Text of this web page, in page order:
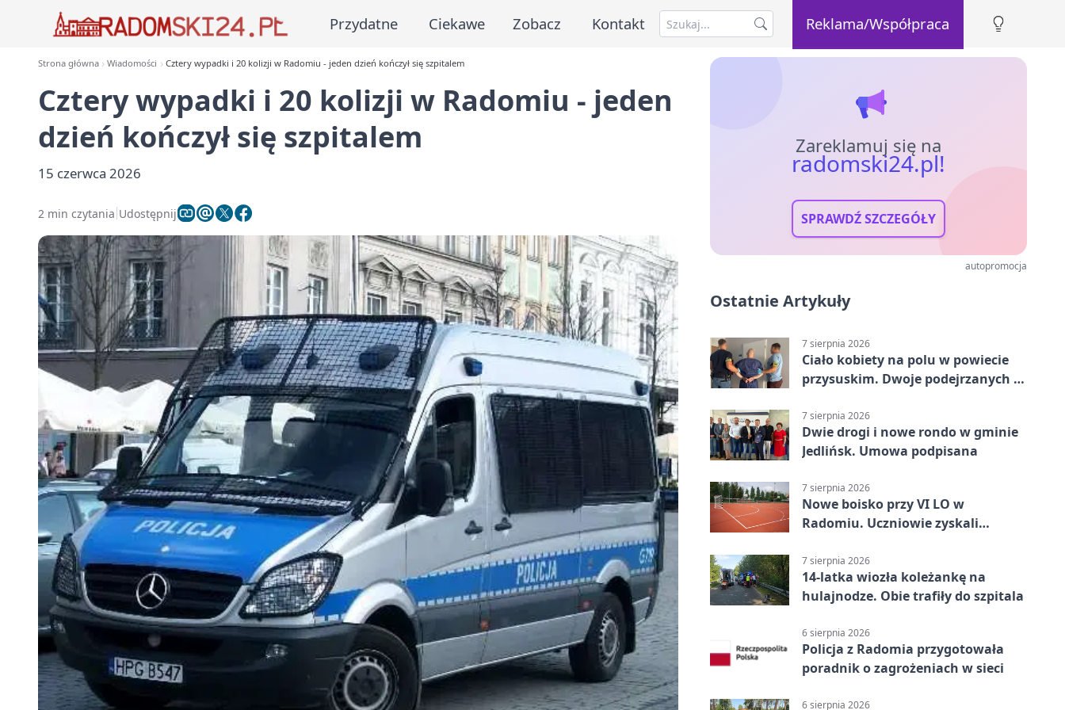
Przydatne Ciekawe Zobacz Kontakt Reklama/Współpraca
Strona główna Wiadomości Cztery wypadki i 20 kolizji w Radomiu - jeden dzień kończył się szpitalem
Cztery wypadki i 20 kolizji w Radomiu - jeden
dzień kończył się szpitalem
15 czerwca 2026
2 min czytania Udostępnij
Zareklamuj się na
radomski24.pl!
SPRAWDŹ SZCZEGÓŁY
autopromocja
Ostatnie Artykuły
7 sierpnia 2026
Ciało kobiety na polu w powiecie
przysuskim. Dwoje podejrzanych w
7 sierpnia 2026
Dwie drogi i nowe rondo w gminie
Jedlińsk. Umowa podpisana
7 sierpnia 2026
Nowe boisko przy VI LO w
Radomiu. Uczniowie zyskali
7 sierpnia 2026
14-latka wiozła koleżankę na
hulajnodze. Obie trafiły do szpitala
6 sierpnia 2026
Policja z Radomia przygotowała
poradnik o zagrożeniach w sieci
6 sierpnia 2026